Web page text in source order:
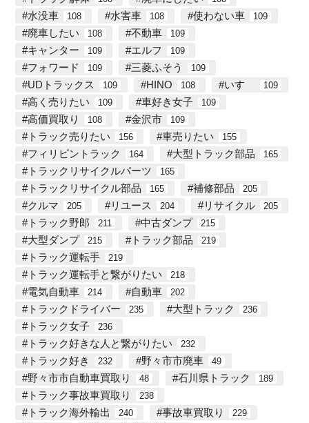
水没車 108 水害車 108 使わない車 109
廃車したい 108 不動車 109
キャンター 109 エルフ 109
フォワード 109 三菱ふそう 109
UDトラックス 109 HINO 108 いすゞ 109
高く売りたい 109 車好き女子 109
高価買取り 108 金沢市 109
トラック売りたい 156 車売りたい 155
フィリピントラック 164 大型トラック部品 165
トラックリサイクルパーツ 165
トラックリサイクル部品 165 補修部品 205
クルマ 205 リユース 204 リサイクル 205
トラック野郎 211 中古ダンプ 215
大型ダンプ 215 トラック部品 219
トラック運転手 219
トラック運転手と繋がりたい 218
電気自動車 214 自動車 202
トラックドライバー 235 大型トラック 236
トラック女子 236
トラック好きな人と繋がりたい 232
トラック好き 232 野々市市廃車 49
野々市市自動車買取り 48 石川県トラック 189
トラック事故車買取り 238
トラック海外輸出 240 事故車買取り 229